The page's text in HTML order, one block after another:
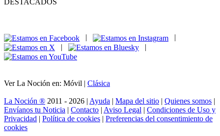
DESTACADOS
|
|
|
|
Ver La Noción en: Móvil | Clásica
La Noción ® 2011 - 2026 | Ayuda | Mapa del sitio | Quienes somos |
Envíanos tu Noticia | Contacto | Aviso Legal | Condiciones de Uso y
Privacidad | Política de cookies | Preferencias del consentimiento de
cookies